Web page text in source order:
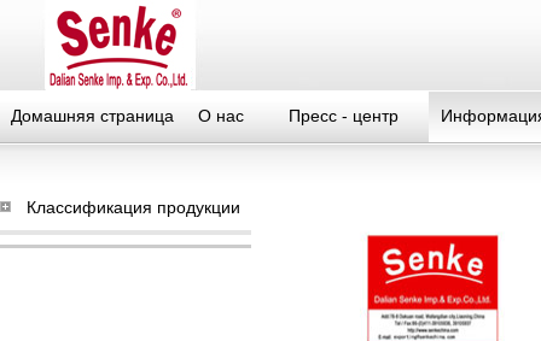
Домашняя страница О нас Пресс - центр
Классификация продукции